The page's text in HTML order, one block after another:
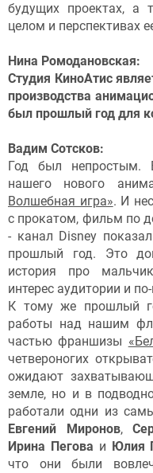
будущих проектах, а
целом и перспективах
Нина Ромодановская:
Студия КиноАтис
производства
был прошлый год для
Вадим Сотсков:
Год был непростым.
нашего нового
Волшебная игра». И
с прокатом, фильм по
- канал Disney
прошлый год. Это
история про
интерес аудитории и
К тому же прошлый
работы над нашим
частью франшизы
четвероногих
ожидают
земле, но и в
работали одни из
Евгений Миронов,
Ирина Пегова и Юлия
что они были